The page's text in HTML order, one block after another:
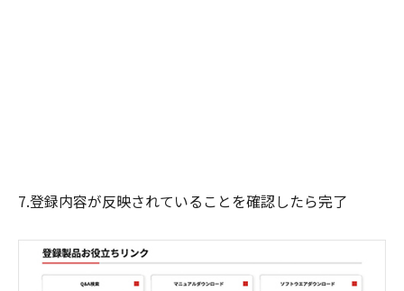
7.登録内容が反映されていることを確認したら完了